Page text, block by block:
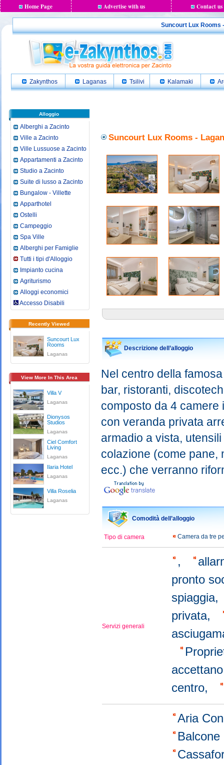
Home Page Advertise with us Contact us
Suncourt Lux Rooms
Zakynthos Laganas Tsilivi Kalamaki
Alloggio
Alberghi a Zacinto
Ville a Zacinto
Ville Lussuose a Zacinto
Appartamenti a Zacinto
Studio a Zacinto
Suite di lusso a Zacinto
Bungalow - Villette
Apparthotel
Ostelli
Campeggio
Spa Ville
Alberghi per Famiglie
Tutti i tipi d'Alloggio
Impianto cucina
Agriturismo
Alloggi economici
Accesso Disabili
Recently Viewed
Suncourt Lux
Rooms
Laganas
View More In This Area
Villa V
Laganas
Dionysos
Studios
Laganas
Ciel Comfort
Living
Laganas
Ilaria Hotel
Laganas
Villa Roselia
Laganas
Suncourt Lux Rooms -
Descrizione dell’alloggio
Nel centro della
bar, ristoranti,
composto da 4
con veranda privata
armadio a vista,
colazione (come pane,
ecc.) che verranno
Comodità dell’alloggio
Tipo di camera Camera da tre
Servizi generali
,
pronto
privata,
centro,
Aria